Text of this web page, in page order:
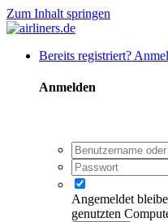
Zum Inhalt springen
Bereits registriert?
Anmelden
Angemeldet
genutzten